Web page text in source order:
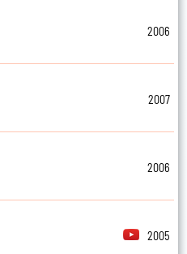
2006
2007
2006
2005